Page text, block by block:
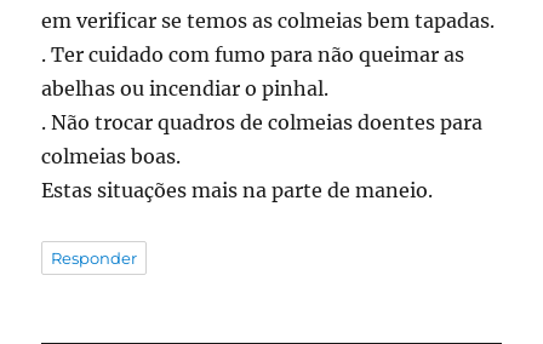
em verificar se temos as colmeias bem tapadas.
. Ter cuidado com fumo para não queimar as
abelhas ou incendiar o pinhal.
. Não trocar quadros de colmeias doentes para
colmeias boas.
Estas situações mais na parte de maneio.
Responder